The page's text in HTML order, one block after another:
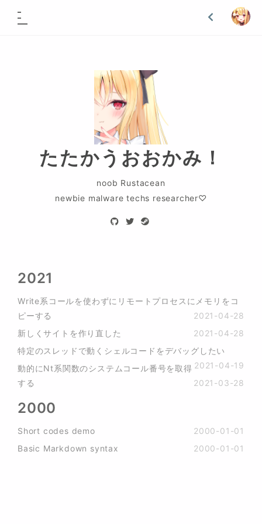
たたかうおおかみ！
noob Rustacean
newbie malware techs researcher♡
2021
Write系コールを使わずにリモートプロセスにメモリをコ
ピーする
2021-04-28
新しくサイトを作り直した
2021-04-28
特定のスレッドで動くシェルコードをデバッグしたい
2021-04-19
動的にNt系関数のシステムコール番号を取得
する
2021-03-28
2000
Short codes demo
2000-01-01
Basic Markdown syntax
2000-01-01